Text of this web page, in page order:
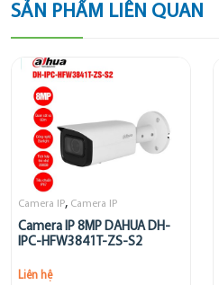
SẢN PHẨM LIÊN QUAN
Camera IP, Camera IP
Camera IP 8MP DAHUA DH-
IPC-HFW3841T-ZS-S2
Liên hệ